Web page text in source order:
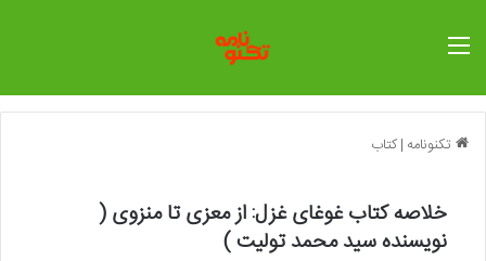
تکنونامه |کتاب
خلاصه کتاب غوغای غزل: از معزی تا منزوی (
نویسنده سید محمد تولیت )